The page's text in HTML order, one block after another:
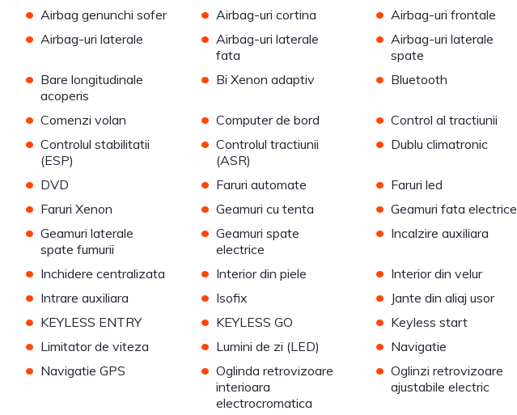
• Airbag genunchi sofer • Airbag-uri cortina • Airbag-uri frontale
• Airbag-uri laterale • Airbag-uri laterale
fata
• Airbag-uri laterale
spate
• Bare longitudinale
acoperis
• Bi Xenon adaptiv • Bluetooth
• Comenzi volan • Computer de bord • Control al tractiunii
• Controlul stabilitatii
(ESP)
• Controlul tractiunii
(ASR)
• Dublu climatronic
• DVD • Faruri automate • Faruri led
• Faruri Xenon • Geamuri cu tenta • Geamuri fata electrice
• Geamuri laterale
spate fumurii
• Geamuri spate
electrice
• Incalzire auxiliara
• Inchidere centralizata • Interior din piele • Interior din velur
• Intrare auxiliara • Isofix • Jante din aliaj usor
• KEYLESS ENTRY • KEYLESS GO • Keyless start
• Limitator de viteza • Lumini de zi (LED) • Navigatie
• Navigatie GPS • Oglinda retrovizoare
interioara
electrocromatica
• Oglinzi retrovizoare
ajustabile electric